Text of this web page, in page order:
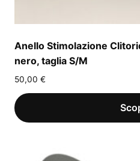
Anello Stimolazione
nero, taglia S/M
50,00 €